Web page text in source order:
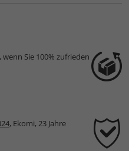
Sie 100% zufrieden
, Ekomi, 23 Jahre